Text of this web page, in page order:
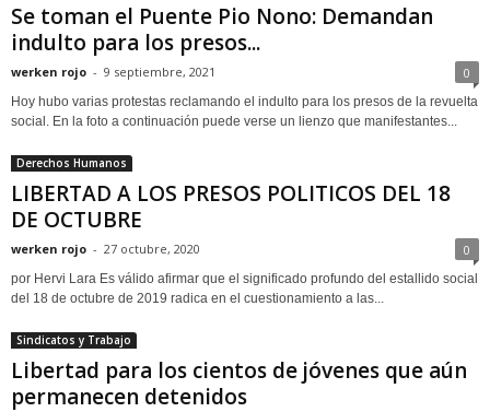
Se toman el Puente Pio Nono: Demandan
indulto para los presos...
werken rojo - 9 septiembre, 2021 0
Hoy hubo varias protestas reclamando el indulto para los presos de la revuelta
social. En la foto a continuación puede verse un lienzo que manifestantes...
Derechos Humanos
LIBERTAD A LOS PRESOS POLITICOS DEL 18
DE OCTUBRE
werken rojo - 27 octubre, 2020 0
por Hervi Lara Es válido afirmar que el significado profundo del estallido social
del 18 de octubre de 2019 radica en el cuestionamiento a las...
Sindicatos y Trabajo
Libertad para los cientos de jóvenes que aún
permanecen detenidos